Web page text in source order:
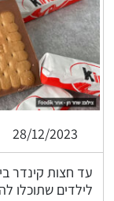
28/12/2023
לילדים שתוכלו